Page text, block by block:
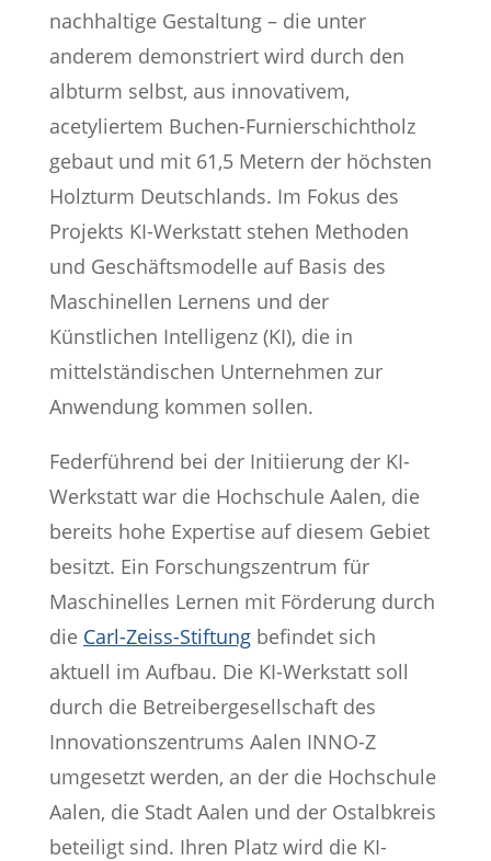
nachhaltige Gestaltung – die unter
anderem demonstriert wird durch den
albturm selbst, aus innovativem,
acetyliertem Buchen-Furnierschichtholz
gebaut und mit 61,5 Metern der höchsten
Holzturm Deutschlands. Im Fokus des
Projekts KI-Werkstatt stehen Methoden
und Geschäftsmodelle auf Basis des
Maschinellen Lernens und der
Künstlichen Intelligenz (KI), die in
mittelständischen Unternehmen zur
Anwendung kommen sollen.
Federführend bei der Initiierung der KI-
Werkstatt war die Hochschule Aalen, die
bereits hohe Expertise auf diesem Gebiet
besitzt. Ein Forschungszentrum für
Maschinelles Lernen mit Förderung durch
die Carl-Zeiss-Stiftungbefindet sich
aktuell im Aufbau. Die KI-Werkstatt soll
durch die Betreibergesellschaft des
Innovationszentrums Aalen INNO-Z
umgesetzt werden, an der die Hochschule
Aalen, die Stadt Aalen und der Ostalbkreis
beteiligt sind. Ihren Platz wird die KI-